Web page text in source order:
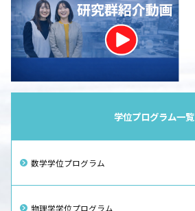
学位プログラム一覧
数学学位プログラム
物理学学位プログラム